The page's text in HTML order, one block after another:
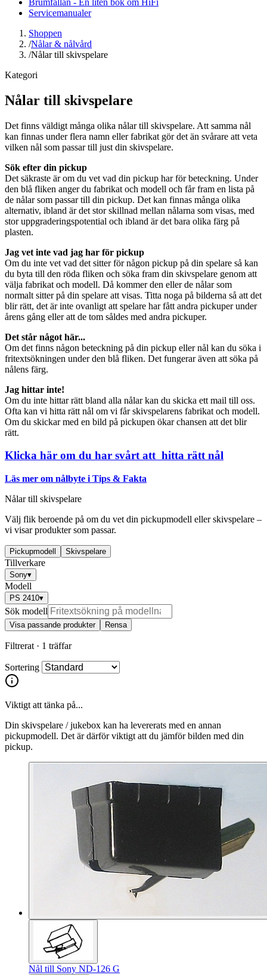
Servicemanualer
Shoppen
/Nålar & nålvård
/Nålar till skivspelare
Kategori
Nålar till skivspelare
Det finns väldigt många olika nålar till skivspelare. Att samma nål
kan finnas under flera namn eller fabrikat gör det än svårare att veta
vilken nål som passar till just din skivspelare.
Sök efter din pickup
Det säkraste är om du vet vad din pickup har för beteckning. Under
den blå fliken anger du fabrikat och modell och får fram en lista på
de nålar som passar till din pickup. Det kan finnas många olika
alternativ, ibland är det stor skillnad mellan nålarna som visas, med
stor uppgraderingspotential och ibland är det bara olika färg på
plasten.
Jag vet inte vad jag har för pickup
Om du inte vet vad det sitter för någon pickup på din spelare så kan
du byta till den röda fliken och söka fram din skivspelare genom att
välja fabrikat och modell. Då kommer den eller de nålar som
normalt sitter på din spelare att visas. Titta noga på bilderna så att det
blir rätt, det är inte ovanligt att spelare har fått andra pickuper under
årens gång eller att de tom såldes med andra pickuper.
Det står något här...
Om det finns någon beteckning på din pickup eller nål kan du söka i
fritextsökningen under den blå fliken. Det fungerar även att söka på
nålens färg.
Jag hittar inte!
Om du inte hittar rätt bland alla nålar kan du skicka ett mail till oss.
Ofta kan vi hitta rätt nål om vi får skivspelarens fabrikat och modell.
Om du skickar med en bild på pickupen ökar chansen att det blir
rätt.
Klicka här om du har svårt att hitta rätt nål
Läs mer om nålbyte i Tips & Fakta
Nålar till skivspelare
Välj flik beroende på om du vet din pickupmodell eller skivspelare –
vi visar produkter som passar.
Pickupmodell Skivspelare
Tillverkare
Sony▾
Modell
PS 2410▾
Sök modell
Visa passande produkter Rensa
Filtrerat · 1 träffar
Sortering
Viktigt att tänka på...
Din skivspelare / jukebox kan ha levererats med en annan
pickupmodell. Det är därför viktigt att du jämför bilden med din
pickup.
Nål till Sony ND-126 G